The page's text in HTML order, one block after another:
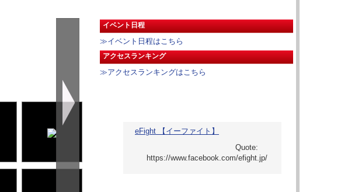
イベント日程
≫イベント日程はこちら
アクセスランキング
≫アクセスランキングはこちら
eFight 【イーファイト】